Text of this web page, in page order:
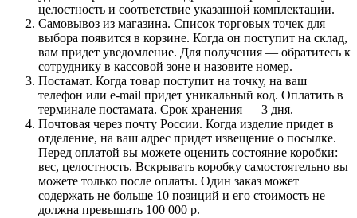
целостность и соответствие указанной комплектации.
Самовывоз из магазина. Список торговых точек для
выбора появится в корзине. Когда он поступит на склад,
вам придет уведомление. Для получения — обратитесь к
сотруднику в кассовой зоне и назовите номер.
Постамат. Когда товар поступит на точку, на ваш
телефон или e-mail придет уникальный код. Оплатить в
терминале постамата. Срок хранения — 3 дня.
Почтовая через почту России. Когда изделие придет в
отделение, на ваш адрес придет извещение о посылке.
Перед оплатой вы можете оценить состояние коробки:
вес, целостность. Вскрывать коробку самостоятельно вы
можете только после оплаты. Один заказ может
содержать не больше 10 позиций и его стоимость не
должна превышать 100 000 р.